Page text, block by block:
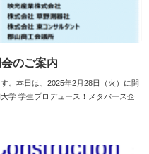
のご案内
。本日は、2025年2月28日（火）に開
学 学生プロデュース！メタバース企